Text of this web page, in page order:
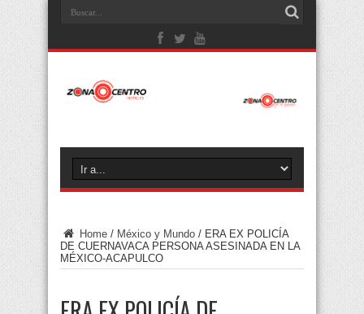
Home / México y Mundo / ERA EX POLICÍA
DE CUERNAVACA PERSONA ASESINADA EN LA
MÉXICO-ACAPULCO